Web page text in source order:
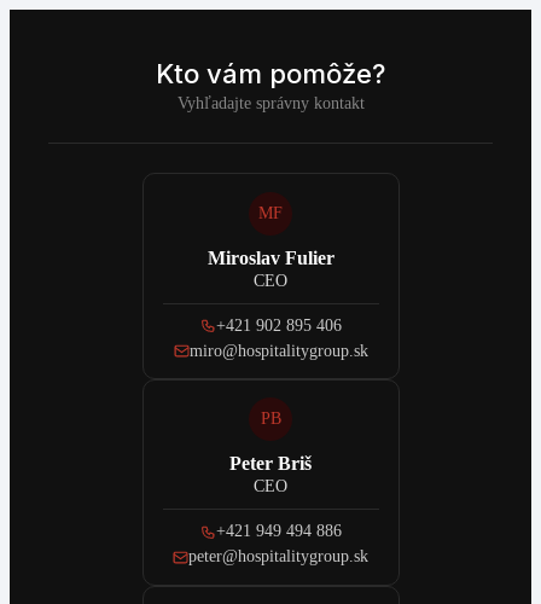
Kto vám pomôže?
Vyhľadajte správny kontakt
MF
Miroslav Fulier
CEO
+421 902 895 406
miro@hospitalitygroup.sk
PB
Peter Briš
CEO
+421 949 494 886
peter@hospitalitygroup.sk